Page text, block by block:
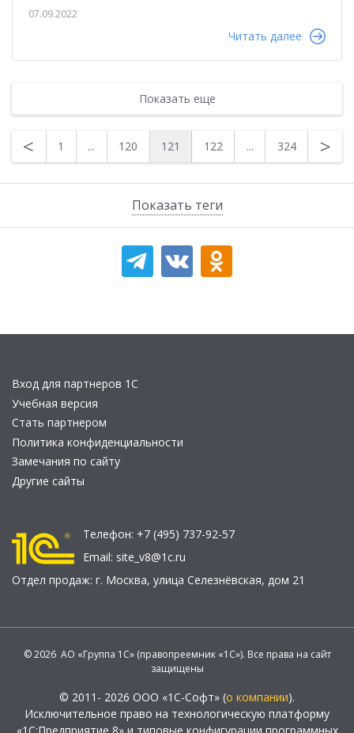
Показать теги
07.09.2022
Читать далее
Показать еще
< 1 ... 120 121 122 ... 324 >
Вход для партнеров 1С
Учебная версия
Стать партнером
Политика конфиденциальности
Замечания по сайту
Другие сайты
Телефон: +7 (495) 737-92-57
Email: site_v8@1c.ru
Отдел продаж: г. Москва, улица Селезнёвская, дом 21
© 2026 АО «Группа 1С» (правопреемник «1С»). Все права на сайт
защищены
© 2011- 2026 ООО «1С-Софт» (о компании).
Исключительное право на технологическую платформу